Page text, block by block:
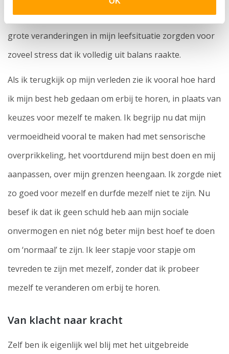
altijd op mijn tenen om alles vol te houden. Een aantal
grote veranderingen in mijn leefsituatie zorgden voor
zoveel stress dat ik volledig uit balans raakte.
Als ik terugkijk op mijn verleden zie ik vooral hoe hard
ik mijn best heb gedaan om erbij te horen, in plaats van
keuzes voor mezelf te maken. Ik begrijp nu dat mijn
vermoeidheid vooral te maken had met sensorische
overprikkeling, het voortdurend mijn best doen en mij
aanpassen, over mijn grenzen heengaan. Ik zorgde niet
zo goed voor mezelf en durfde mezelf niet te zijn. Nu
besef ik dat ik geen schuld heb aan mijn sociale
onvermogen en niet nóg beter mijn best hoef te doen
om ‘normaal’ te zijn. Ik leer stapje voor stapje om
tevreden te zijn met mezelf, zonder dat ik probeer
mezelf te veranderen om erbij te horen.
Van klacht naar kracht
Zelf ben ik eigenlijk wel blij met het uitgebreide